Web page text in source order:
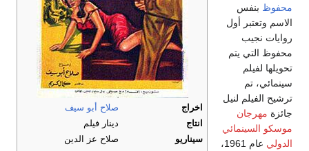
اخراج
صلاح أبو سيف
انتاج
دينار فيلم
سيناريو
صلاح عز الدين
محفوظ بنفس
الاسم وتعتبر أول
روايات نجيب
محفوظ التي يتم
تحويلها لفيلم
سينمائي، تم
ترشيح الفيلم لنيل
جائزة مهرجان
موسكو السينمائي
الدولي
عام 1961،